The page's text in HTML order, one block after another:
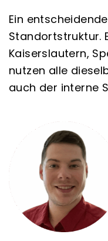
Ein
Standortstruktur.
Kaiserslautern,
nutzen alle
auch der interne